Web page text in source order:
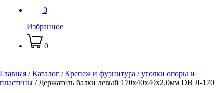
0
Избранное
0
Главная /Каталог /Крепеж и фурнитура /уголки опоры и
пластины / Держатель балки левый 170х40х40х2,0мм DB Л-170